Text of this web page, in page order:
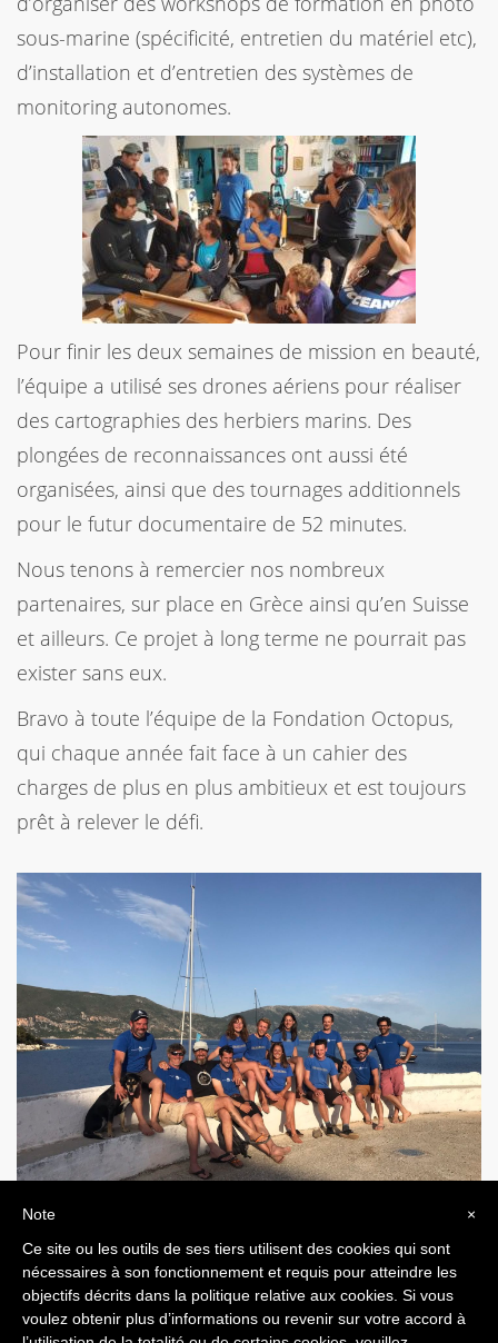
sous-marine (spécificité, entretien du matériel etc),
d’installation et d’entretien des systèmes de
monitoring autonomes.
Pour finir les deux semaines de mission en beauté,
l’équipe a utilisé ses drones aériens pour réaliser
des cartographies des herbiers marins. Des
plongées de reconnaissances ont aussi été
organisées, ainsi que des tournages additionnels
pour le futur documentaire de 52 minutes.
Nous tenons à remercier nos nombreux
partenaires, sur place en Grèce ainsi qu’en Suisse
et ailleurs. Ce projet à long terme ne pourrait pas
exister sans eux.
Bravo à toute l’équipe de la Fondation Octopus,
qui chaque année fait face à un cahier des
charges de plus en plus ambitieux et est toujours
prêt à relever le défi.
ARTICLE PRÉCÉDENT ARTICLE SUIVANT
×
Note
Ce site ou les outils de ses tiers utilisent des cookies qui sont
nécessaires à son fonctionnement et requis pour atteindre les
objectifs décrits dans la politique relative aux cookies. Si vous
voulez obtenir plus d’informations ou revenir sur votre accord à